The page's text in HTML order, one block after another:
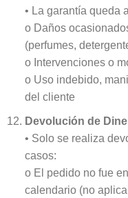
• La garantía queda
o Daños
(perfumes,
o Intervenciones o
o Uso indebido,
del cliente
Devolución de
• Solo se realiza
casos:
o El pedido no fue
calendario (no